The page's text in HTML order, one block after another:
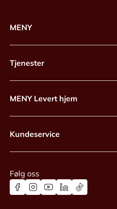
MENY
Tjenester
MENY Levert hjem
Kundeservice
Følg oss